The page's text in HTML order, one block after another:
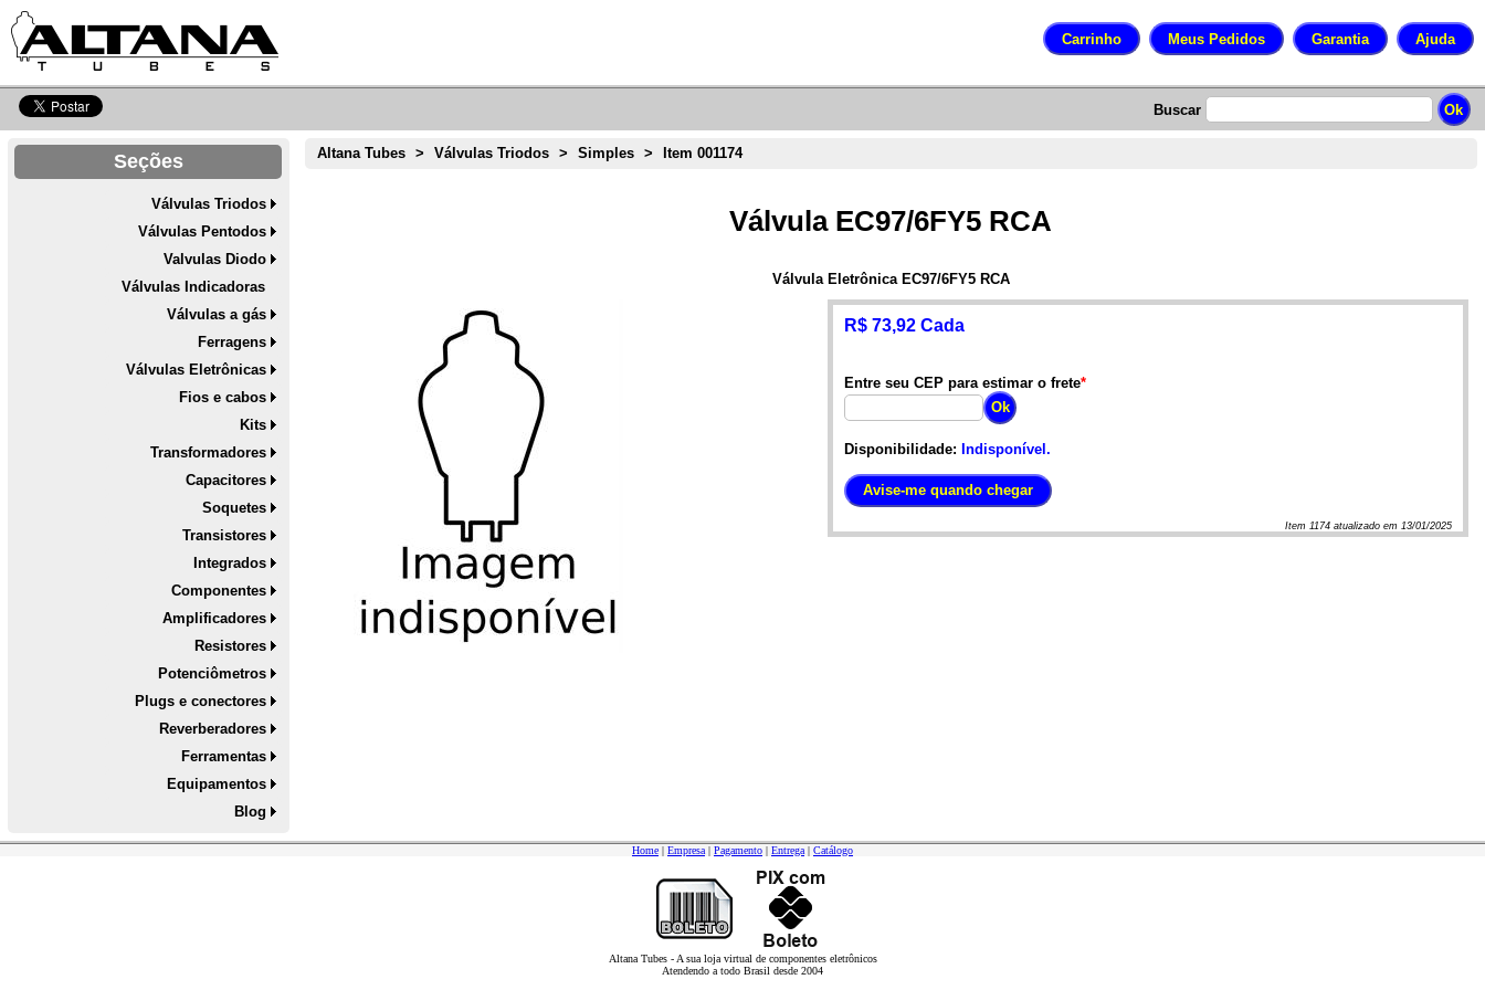
Buscar
Seções
Válvulas Triodos
Válvulas Pentodos
Valvulas Diodo
Válvulas Indicadoras
Válvulas a gás
Ferragens
Válvulas Eletrônicas
Fios e cabos
Kits
Transformadores
Capacitores
Soquetes
Transistores
Integrados
Componentes
Amplificadores
Resistores
Potenciômetros
Plugs e conectores
Reverberadores
Ferramentas
Equipamentos
Blog
Altana Tubes > Válvulas Triodos > Simples > Item 001174
Válvula EC97/6FY5 RCA
Válvula Eletrônica EC97/6FY5 RCA
R$ 73,92 Cada
Entre seu CEP para estimar o frete*
Disponibilidade: Indisponível.
Item 1174 atualizado em 13/01/2025
Home | Empresa | Pagamento | Entrega | Catálogo
Altana Tubes - A sua loja virtual de componentes eletrônicos
Atendendo a todo Brasil desde 2004